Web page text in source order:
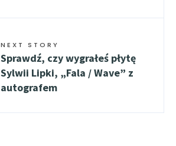
NEXT STORY
Sprawdź, czy wygrałeś płytę
Sylwii Lipki, „Fala / Wave” z
autografem